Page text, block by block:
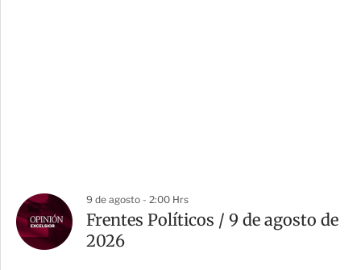
9 de agosto - 2:00 Hrs
Frentes Políticos / 9 de agosto de
2026